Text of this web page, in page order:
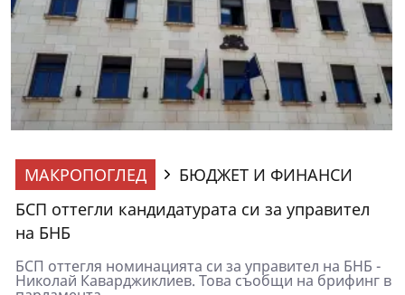
МАКРОПОГЛЕД
БЮДЖЕТ И ФИНАНСИ
БСП оттегли кандидатурата си за управител
на БНБ
БСП оттегля номинацията си за управител на БНБ -
Николай Каварджиклиев. Това съобщи на брифинг в